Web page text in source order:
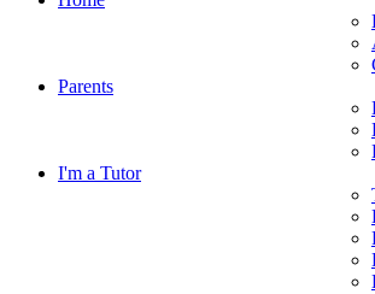
Parents
I'm a Tutor